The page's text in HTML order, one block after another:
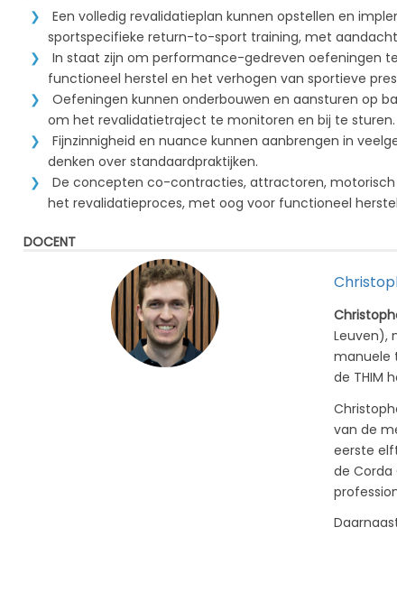
Een volledig revalidatieplan kunnen opstellen en
sportspecifieke return-to-sport training, met
In staat zijn om performance-gedreven oefeningen
functioneel herstel en het verhogen van sportieve
Oefeningen kunnen onderbouwen en aansturen op
om het revalidatietraject te monitoren en bij te sturen.
Fijnzinnigheid en nuance kunnen aanbrengen in
denken over standaardpraktijken.
De concepten co-contracties, attractoren,
het revalidatieproces, met oog voor functioneel
DOCENT
Leuven),
manuele
de THIM
van de
eerste
de